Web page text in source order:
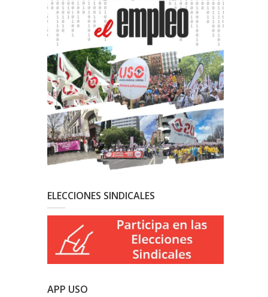
ELECCIONES SINDICALES
APP USO